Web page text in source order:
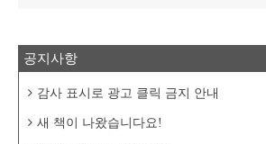
공지사항
감사 표시로 광고 클릭 금지 안내
새 책이 나왔습니다요!